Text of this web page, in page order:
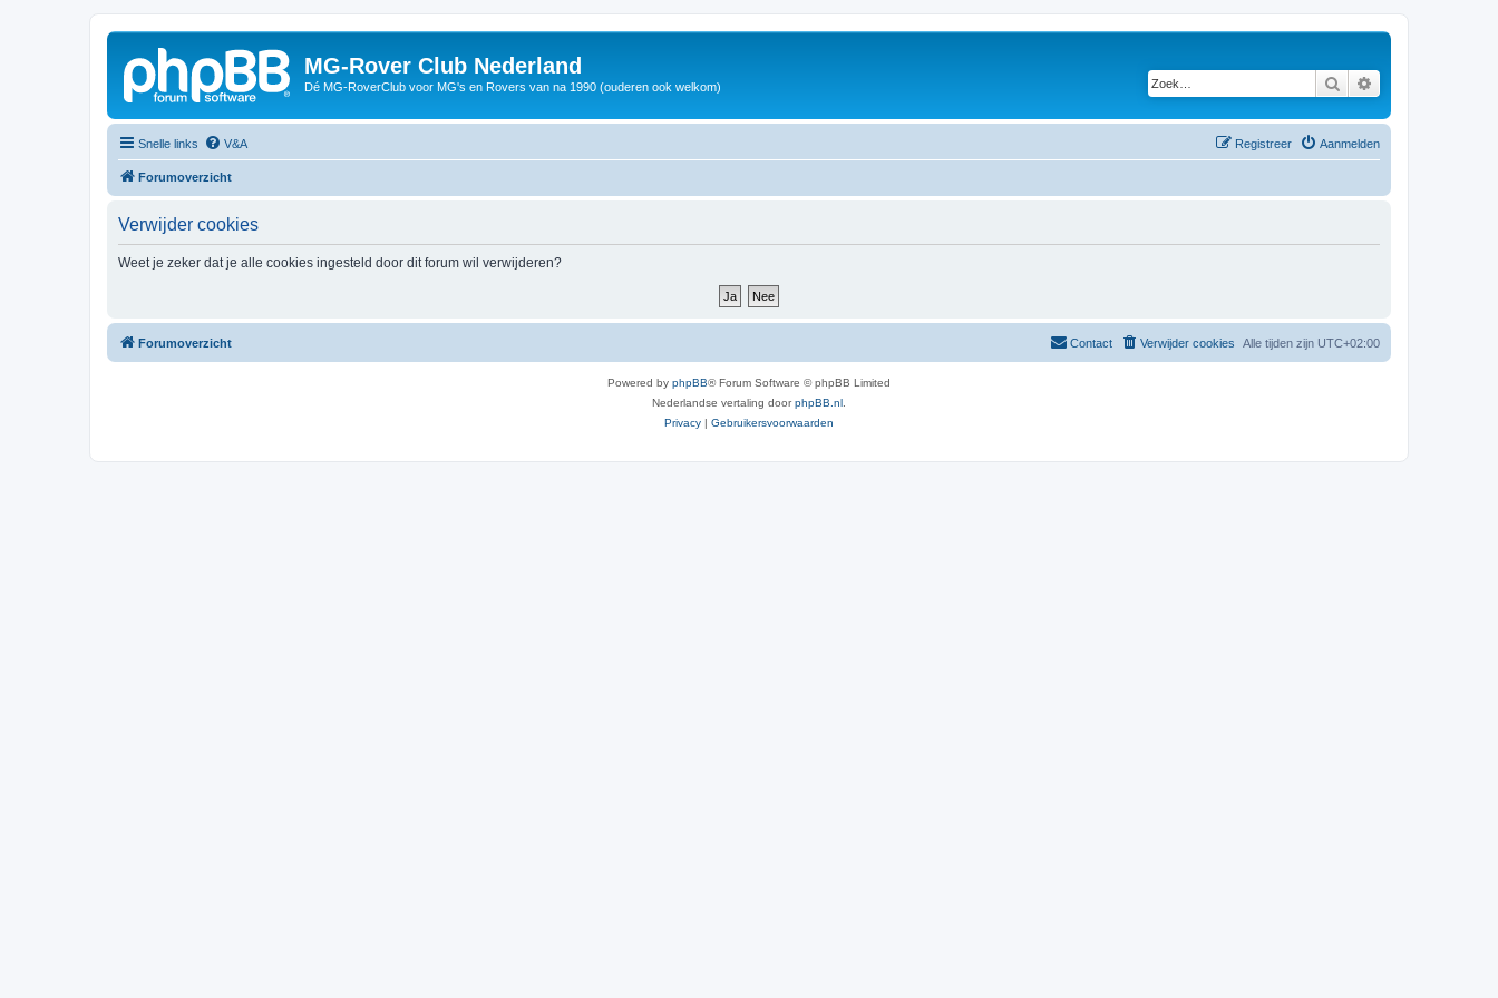
MG-Rover Club Nederland
Dé MG-RoverClub voor MG's en Rovers van na 1990 (ouderen ook welkom) Zoek
Snelle links V&A Aanmelden
Registreer
Forumoverzicht
Verwijder cookies
Weet je zeker dat je alle cookies ingesteld door dit forum wil verwijderen?
Forumoverzicht Alle tijden zijn UTC+02:00
Verwijder cookies
Contact
Powered by phpBB® Forum Software © phpBB Limited
Nederlandse vertaling doorphpBB.nl
Privacy | Gebruikersvoorwaarden